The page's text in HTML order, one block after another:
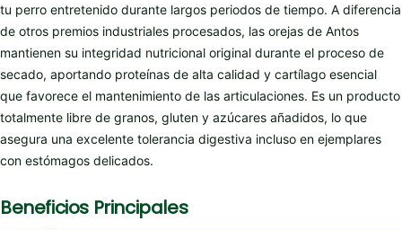
tu perro entretenido durante largos periodos de tiempo. A diferencia
de otros premios industriales procesados, las orejas de Antos
mantienen su integridad nutricional original durante el proceso de
secado, aportando proteínas de alta calidad y cartílago esencial
que favorece el mantenimiento de las articulaciones. Es un producto
totalmente libre de granos, gluten y azúcares añadidos, lo que
asegura una excelente tolerancia digestiva incluso en ejemplares
con estómagos delicados.
Beneficios Principales